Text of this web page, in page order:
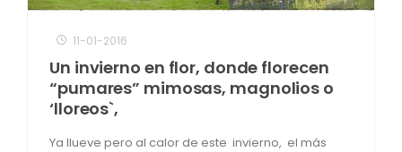
11-01-2016
Un invierno en flor, donde florecen
“pumares” mimosas, magnolios o
‘lloreos`,
Ya llueve pero al calor de este invierno, el más